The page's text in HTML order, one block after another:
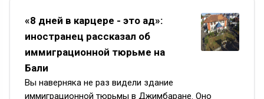
«8 дней в карцере - это ад»:
иностранец рассказал об
иммиграционной тюрьме на
Бали
Вы наверняка не раз видели здание
иммиграционной тюрьмы в Джимбаране. Оно